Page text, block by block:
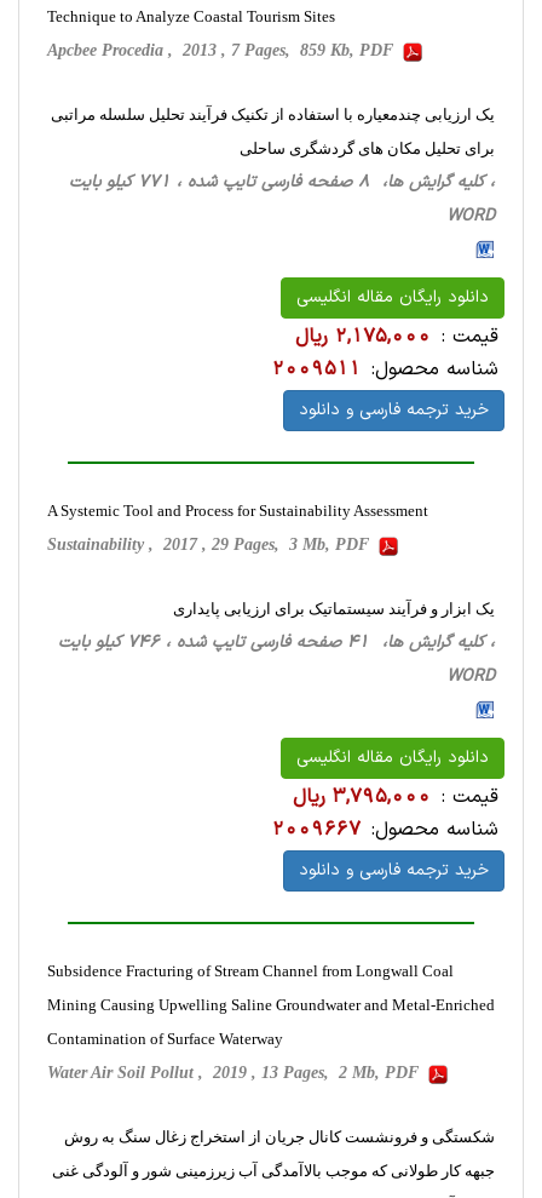
Technique to Analyze Coastal Tourism Sites
Apcbee Procedia , 2013 , 7 Pages, 859 Kb, PDF
یک ارزیابی چندمعیاره با استفاده از تکنیک فرآیند تحلیل سلسله‏ مراتبی
برای تحلیل مکان‏ های گردشگری ساحلی
، کلیه گرایش ها، 8 صفحه فارسی تایپ شده ، 771 کیلو بایت
WORD
دانلود رایگان مقاله انگلیسی
قیمت : 2,175,000 ریال
شناسه محصول: 2009511
خرید ترجمه فارسی و دانلود
A Systemic Tool and Process for Sustainability Assessment
Sustainability , 2017 , 29 Pages, 3 Mb, PDF
یک ابزار و فرآیند سیستماتیک برای ارزیابی پایداری
، کلیه گرایش ها، 41 صفحه فارسی تایپ شده ، 746 کیلو بایت
WORD
دانلود رایگان مقاله انگلیسی
قیمت : 3,795,000 ریال
شناسه محصول: 2009667
خرید ترجمه فارسی و دانلود
Subsidence Fracturing of Stream Channel from Longwall Coal
Mining Causing Upwelling Saline Groundwater and Metal-Enriched
Contamination of Surface Waterway
Water Air Soil Pollut , 2019 , 13 Pages, 2 Mb, PDF
شکستگی و فرونشست کانال جریان از استخراج زغال سنگ به روش
جبهه کار طولانی که موجب بالاآمدگی آب زیرزمینی شور و آلودگی غنی